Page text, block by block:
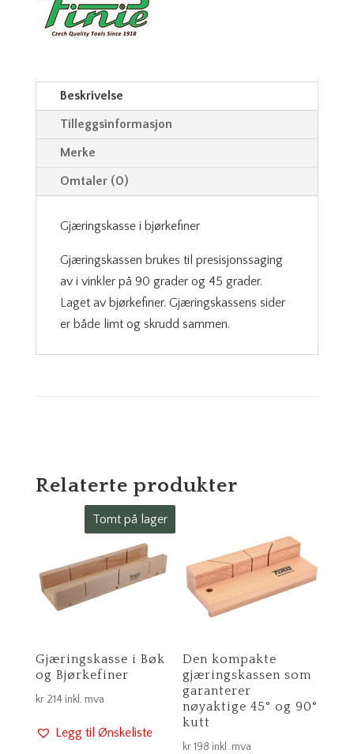
Beskrivelse
Tilleggsinformasjon
Merke
Omtaler (0)
Gjæringskasse i bjørkefiner
Gjæringskassen brukes til presisjonssaging
av i vinkler på 90 grader og 45 grader.
Laget av bjørkefiner. Gjæringskassens sider
er både limt og skrudd sammen.
Relaterte produkter
Tomt på lager
Gjæringskasse i Bøk
og Bjørkefiner
kr214 inkl. mva
Legg til Ønskeliste
Den kompakte
gjæringskassen som
garanterer
nøyaktige 45° og 90°
kutt
kr198 inkl. mva